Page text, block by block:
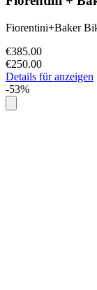
Fiorentini+Baker
€385.00
€250.00
Details für anzeigen
-53%